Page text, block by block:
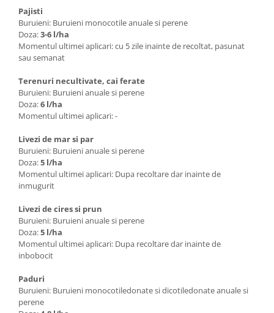
Pajisti
Buruieni: Buruieni monocotile anuale si perene
Doza:3-6 l/ha
Momentul ultimei aplicari: cu 5 zile inainte de recoltat, pasunat
sau semanat
Terenuri necultivate, cai ferate
Buruieni: Buruieni anuale si perene
Doza:6 l/ha
Momentul ultimei aplicari: -
Livezi de mar si par
Buruieni: Buruieni anuale si perene
Doza:5 l/ha
Momentul ultimei aplicari: Dupa recoltare dar inainte de
inmugurit
Livezi de cires si prun
Buruieni: Buruieni anuale si perene
Doza:5 l/ha
Momentul ultimei aplicari: Dupa recoltare dar inainte de
inbobocit
Paduri
Buruieni: Buruieni monocotiledonate si dicotiledonate anuale si
perene